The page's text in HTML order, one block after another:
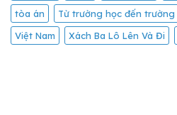
tòa án
Từ trường học đến trường
Việt Nam
Xách Ba Lô Lên Và Đi